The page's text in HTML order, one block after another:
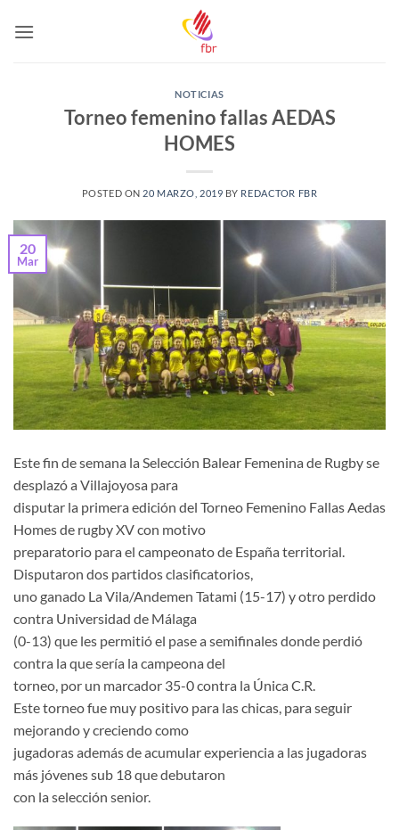
NOTICIAS
Torneo femenino fallas AEDAS
HOMES
POSTED ON 20 MARZO, 2019 BY REDACTOR FBR
20
Mar
Este fin de semana la Selección Balear Femenina de Rugby se
desplazó a Villajoyosa para
disputar la primera edición del Torneo Femenino Fallas Aedas
Homes de rugby XV con motivo
preparatorio para el campeonato de España territorial.
Disputaron dos partidos clasificatorios,
uno ganado La Vila/Andemen Tatami (15-17) y otro perdido
contra Universidad de Málaga
(0-13) que les permitió el pase a semifinales donde perdió
contra la que sería la campeona del
torneo, por un marcador 35-0 contra la Única C.R.
Este torneo fue muy positivo para las chicas, para seguir
mejorando y creciendo como
jugadoras además de acumular experiencia a las jugadoras
más jóvenes sub 18 que debutaron
con la selección senior.